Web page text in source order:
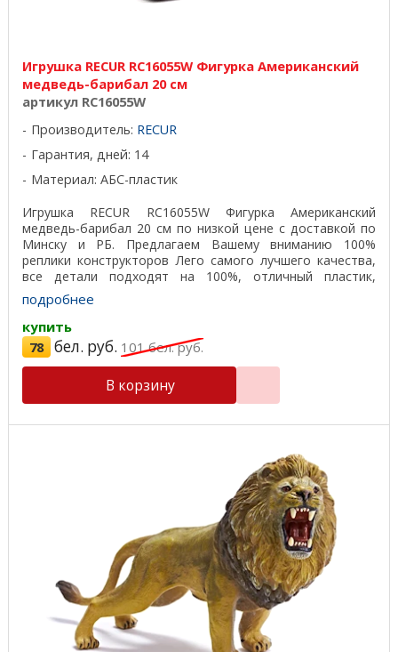
Игрушка RECUR RC16055W Фигурка Американский
медведь-барибал 20 см
артикул RC16055W
Производитель: RECUR
Гарантия, дней: 14
Материал: АБС-пластик
Игрушка RECUR RC16055W Фигурка Американский
медведь-барибал 20 см по низкой цене с доставкой по
Минску и РБ. Предлагаем Вашему вниманию 100%
реплики конструкторов Лего самого лучшего качества,
все детали подходят на 100%, отличный пластик,
красивая ...
подробнее
купить
78 бел. руб. 101бел. руб.
В корзину